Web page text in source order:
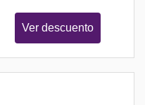
Ver descuento